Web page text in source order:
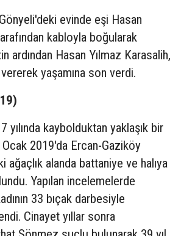
evinde eşi Hasan
kabloyla boğularak
ardından Hasan Yılmaz Karasalih,
yaşamına son verdi.
yılında kaybolduktan yaklaşık bir
2019'da Ercan-Gaziköy
ağaçlık alanda battaniye ve halıya
Yapılan incelemelerde
33 bıçak darbesiyle
Cinayet yıllar sonra